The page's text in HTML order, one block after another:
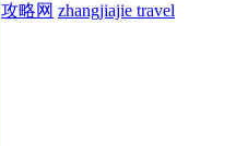
攻略网 zhangjiajie travel